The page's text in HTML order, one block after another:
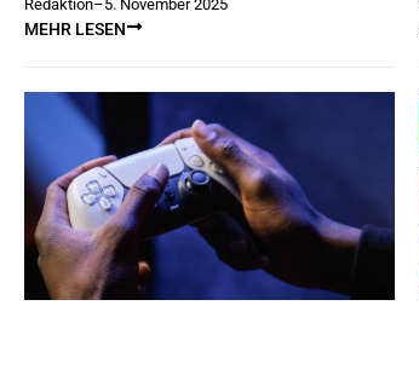
Redaktion–5. November 2025
MEHR LESEN